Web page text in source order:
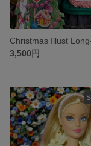
3,500円